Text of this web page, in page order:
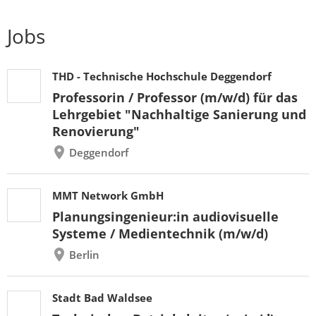
Jobs
THD - Technische Hochschule Deggendorf
Professorin / Professor (m/w/d) für das
Lehrgebiet "Nachhaltige Sanierung und
Renovierung"
Deggendorf
MMT Network GmbH
Planungsingenieur:in audiovisuelle
Systeme / Medientechnik (m/w/d)
Berlin
Stadt Bad Waldsee